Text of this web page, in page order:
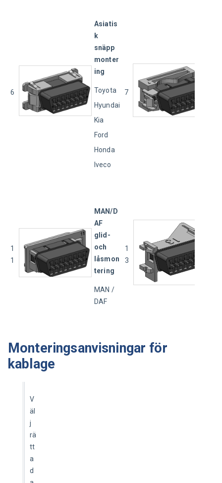
6
Asiatis
k
snäpp
monter
ing
Toyota
Hyundai
Kia
Ford
Honda
Iveco
7
1
1
MAN/D
AF
glid-
och
låsmon
tering
MAN /
DAF
1
3
Monteringsanvisningar för
kablage
V
äl
j
rä
tt
a
d